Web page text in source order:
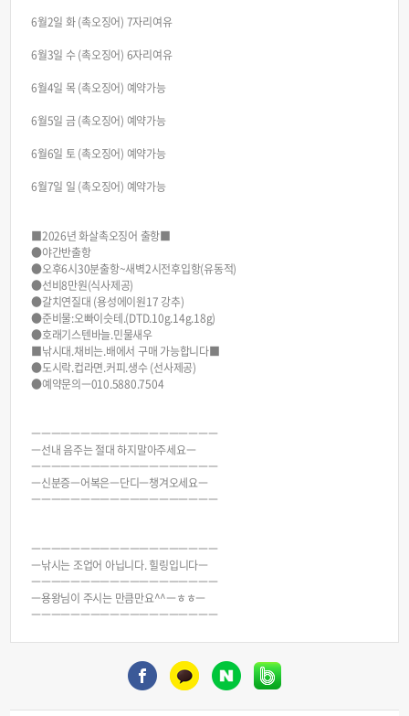
6월2일 화 (촉오징어) 7자리여유
6월3일 수 (촉오징어) 6자리여유
6월4일 목 (촉오징어) 예약가능
6월5일 금 (촉오징어) 예약가능
6월6일 토 (촉오징어) 예약가능
6월7일 일 (촉오징어) 예약가능
■2026년 화살촉오징어 출항■
●야간반출항
●오후6시30분출항~새벽2시전후입항(유동적)
●선비8만원(식사제공)
●갈치연질대 (용성에이원17 강추)
●준비물:오빠이슷테.(DTD.10g.14g.18g)
●호래기스텐바늘.민물새우
■낚시대.채비는.배에서 구매 가능합니다■
●도시락.컵라면.커피.생수 (선사제공)
●예약문의ㅡ010.5880.7504
ㅡㅡㅡㅡㅡㅡㅡㅡㅡㅡㅡㅡㅡㅡㅡㅡㅡㅡㅡ
ㅡ선내 음주는 절대 하지말아주세요ㅡ
ㅡㅡㅡㅡㅡㅡㅡㅡㅡㅡㅡㅡㅡㅡㅡㅡㅡㅡㅡ
ㅡ신분증ㅡ어복은ㅡ단디ㅡ챙겨오세요ㅡ
ㅡㅡㅡㅡㅡㅡㅡㅡㅡㅡㅡㅡㅡㅡㅡㅡㅡㅡㅡ
ㅡㅡㅡㅡㅡㅡㅡㅡㅡㅡㅡㅡㅡㅡㅡㅡㅡㅡㅡ
ㅡ낚시는 조업어 아닙니다. 힐링입니다ㅡ
ㅡㅡㅡㅡㅡㅡㅡㅡㅡㅡㅡㅡㅡㅡㅡㅡㅡㅡㅡ
ㅡ용왕님이 주시는 만큼만요^^ㅡㅎㅎㅡ
ㅡㅡㅡㅡㅡㅡㅡㅡㅡㅡㅡㅡㅡㅡㅡㅡㅡㅡㅡ